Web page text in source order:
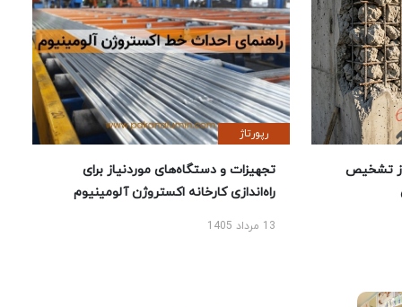
تشخیص
رپورتاژ
تجهیزات و دستگاه‌های موردنیاز برای
راه‌اندازی کارخانه اکستروژن آلومینیوم
13 مرداد 1405